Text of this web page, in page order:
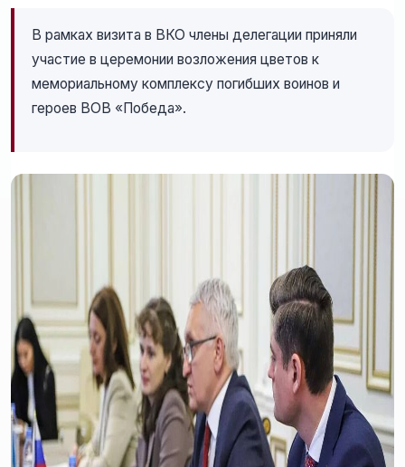
В рамках визита в ВКО члены делегации приняли
участие в церемонии возложения цветов к
мемориальному комплексу погибших воинов и
героев ВОВ «Победа».